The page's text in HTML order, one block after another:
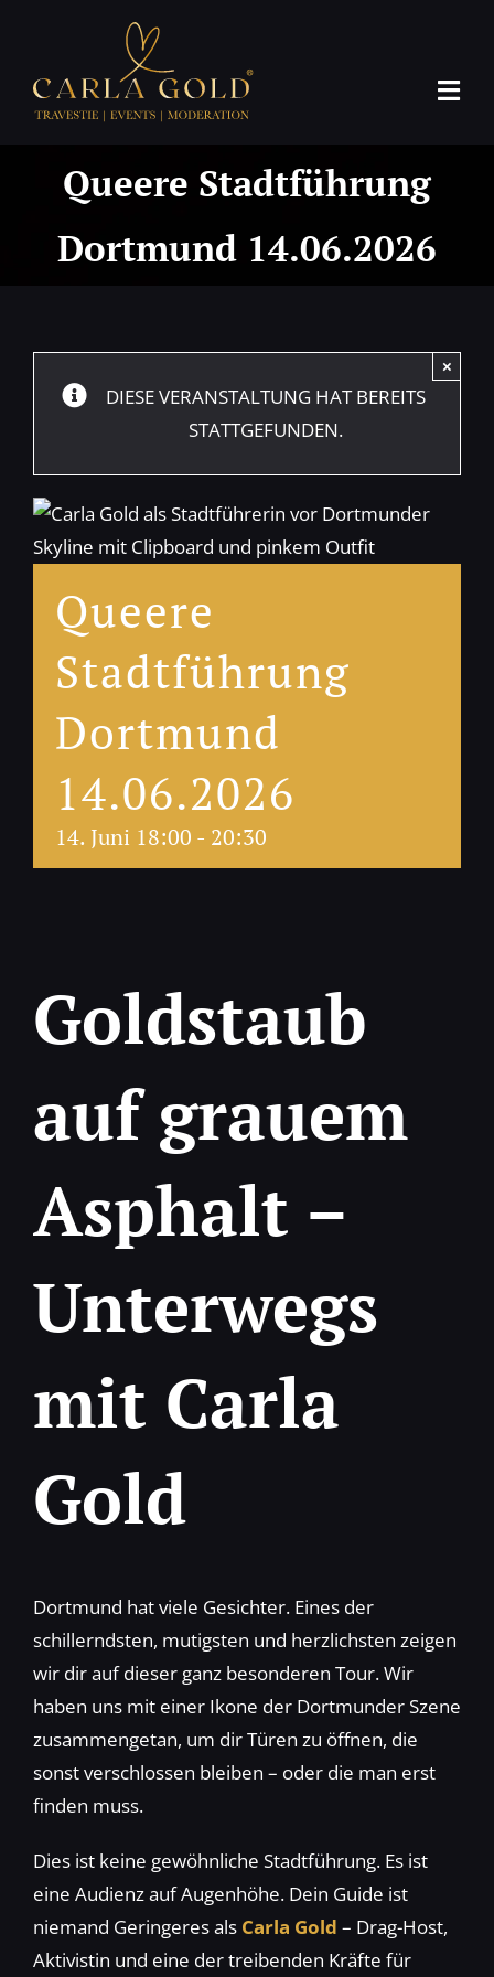
content
Presse
Queere Stadtführung
Dortmund 14.06.2026
DIESE VERANSTALTUNG HAT BEREITS
STATTGEFUNDEN.
×
Queere
Stadtführung
Dortmund
14.06.2026
14. Juni 18:00 - 20:30
Goldstaub
auf grauem
Asphalt –
Unterwegs
mit Carla
Gold
Dortmund hat viele Gesichter. Eines der
schillerndsten, mutigsten und herzlichsten zeigen
wir dir auf dieser ganz besonderen Tour. Wir
haben uns mit einer Ikone der Dortmunder Szene
zusammengetan, um dir Türen zu öffnen, die
sonst verschlossen bleiben – oder die man erst
finden muss.
Dies ist keine gewöhnliche Stadtführung. Es ist
eine Audienz auf Augenhöhe. Dein Guide ist
niemand Geringeres als Carla Gold – Drag-Host,
Aktivistin und eine der treibenden Kräfte für